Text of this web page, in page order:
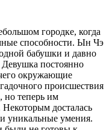
городке, когда
способности. Ын Чэ
бабушки и давно
Девушка постоянно
окружающие
происшествия
но теперь им
Некоторым досталась
уникальные умения.